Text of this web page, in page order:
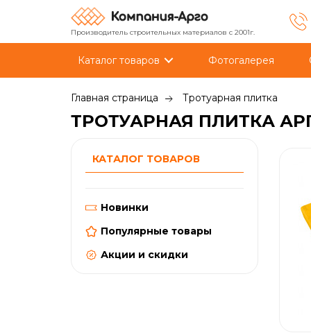
Производитель строительных материалов с 2001г.
Каталог товаров Фотогалерея
Главная страница Тротуарная плитка
ТРОТУАРНАЯ ПЛИТКА
КАТАЛОГ ТОВАРОВ
Новинки
Популярные товары
Акции и скидки